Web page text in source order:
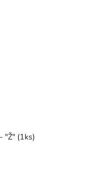
"Ž" (1ks)